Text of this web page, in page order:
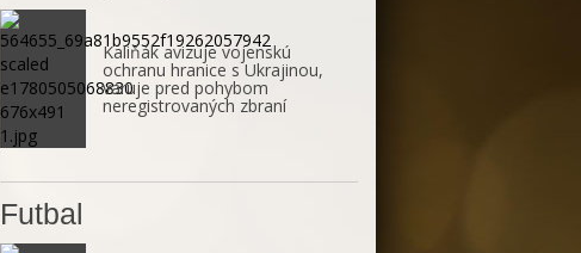
Kaliňák avizuje vojenskú
ochranu hranice s Ukrajinou,
varuje pred pohybom
neregistrovaných zbraní
Futbal